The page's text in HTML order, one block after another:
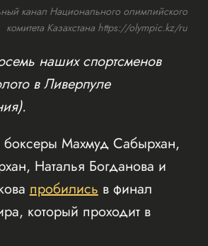
канал Национального олимпийского
комитета Казахстана https://olympic.kz/ru
наших спортсменов
в Ливерпуле
боксеры Махмуд Сабырхан,
Наталья Богданова и
пробилисьв финал
который проходит в